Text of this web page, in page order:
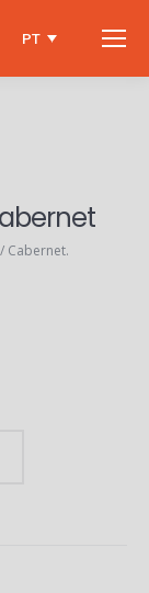
PT
Cabernet.